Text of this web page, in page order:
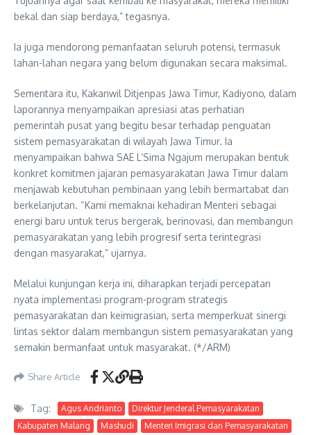
bekal dan siap berdaya,” tegasnya.
Ia juga mendorong pemanfaatan seluruh potensi, termasuk
lahan-lahan negara yang belum digunakan secara maksimal.
Sementara itu, Kakanwil Ditjenpas Jawa Timur, Kadiyono, dalam
laporannya menyampaikan apresiasi atas perhatian
pemerintah pusat yang begitu besar terhadap penguatan
sistem pemasyarakatan di wilayah Jawa Timur. Ia
menyampaikan bahwa SAE L’Sima Ngajum merupakan bentuk
konkret komitmen jajaran pemasyarakatan Jawa Timur dalam
menjawab kebutuhan pembinaan yang lebih bermartabat dan
berkelanjutan. “Kami memaknai kehadiran Menteri sebagai
energi baru untuk terus bergerak, berinovasi, dan membangun
pemasyarakatan yang lebih progresif serta terintegrasi
dengan masyarakat,” ujarnya.
Melalui kunjungan kerja ini, diharapkan terjadi percepatan
nyata implementasi program-program strategis
pemasyarakatan dan keimigrasian, serta memperkuat sinergi
lintas sektor dalam membangun sistem pemasyarakatan yang
semakin bermanfaat untuk masyarakat. (*/ARM)
Share Article
Tag: Agus Andrianto
Direktur Jenderal Pemasyarakatan
Kabupaten Malang
Mashudi
Menteri Imigrasi dan Pemasyarakatan